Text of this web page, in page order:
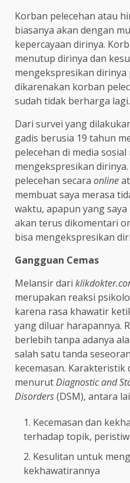
Korban pelecehan atau
biasanya akan dengan
kepercayaan dirinya.
menutup dirinya dan
mengekspresikan dirinya
dikarenakan korban
sudah tidak berharga lagi.
Dari survei yang
gadis berusia 19 tahun
pelecehan di media
mengekspresikan
pelecehan secara online
membuat saya merasa
waktu, apapun yang
akan terus dikomentari
bisa mengekspresikan
Gangguan Cemas
Melansir dari
merupakan reaksi
karena rasa khawatir
yang diluar harapannya.
berlebih tanpa adanya
salah satu tanda
kecemasan.
menurutDiagnostic and
Disorders(DSM), antara
Kecemasan dan
terhadap topik,
Kesulitan untuk
kekhawatirannya